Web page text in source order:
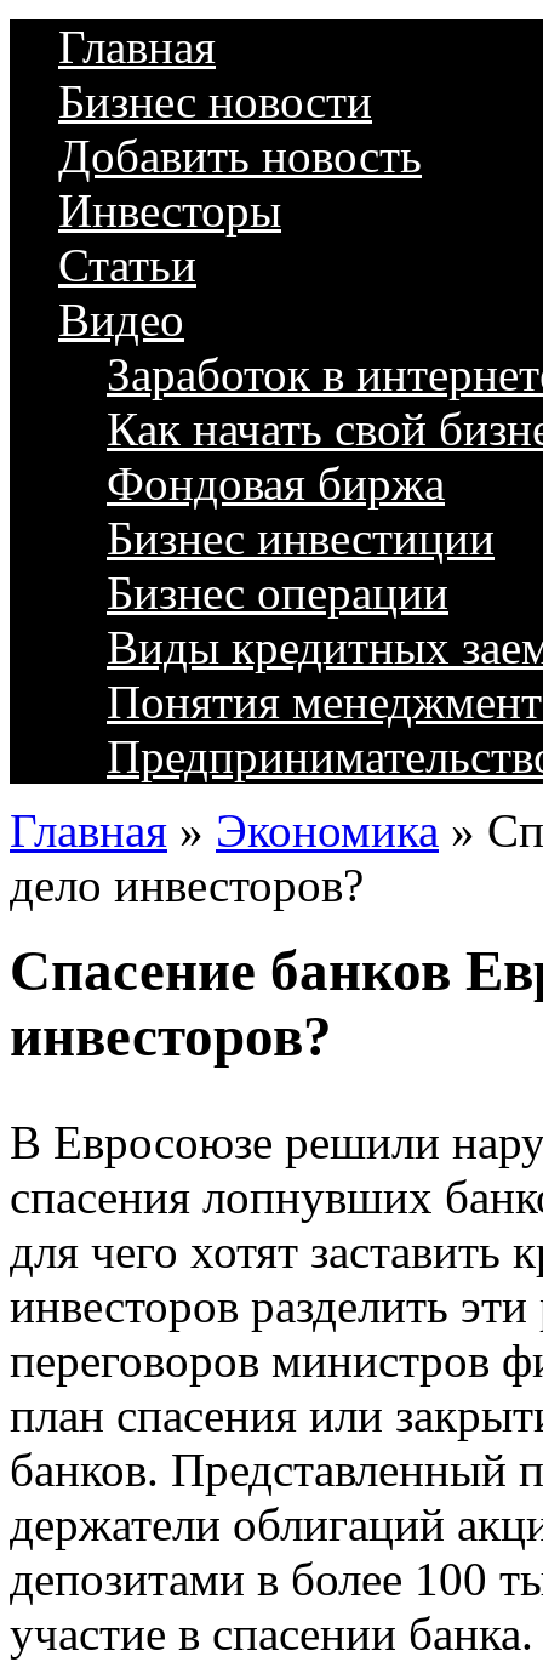
Главная
Бизнес новости
Добавить новость
Инвесторы
Статьи
Видео
Заработок в
Как начать свой
Фондовая биржа
Бизнес инвестиции
Бизнес операции
Виды кредитных
Понятия
Главная » Экономика »
дело инвесторов?
Спасение банков
инвесторов?
В Евросоюзе решили
спасения лопнувших
для чего хотят
инвесторов разделить
переговоров министров
план спасения или
банков. Представленный
держатели облигаций
депозитами в более 100
участие в спасении банка.